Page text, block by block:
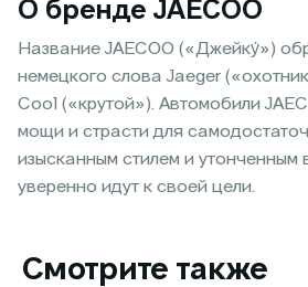
О бренде JAECOO
Название JAECOO («Джейку́»)
немецкого слова Jaeger
Cool («крутой»). Автомобили
мощи и страсти для
изысканным стилем и утонченным
уверенно идут к своей цели.
Смотрите также